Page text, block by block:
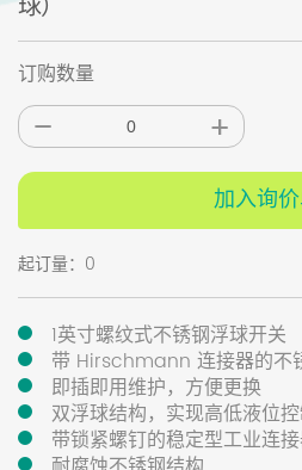
订购数量
加入询
起订量：0
1英寸螺纹式不锈钢浮球开关
带 Hirschmann 连接器的不
即插即用维护，方便更换
双浮球结构，实现高低液位
带锁紧螺钉的稳定型工业连